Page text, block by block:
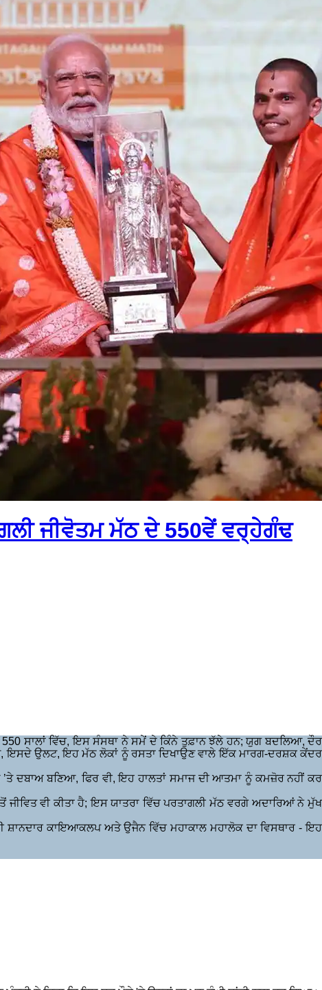
ਜੀਵੋਤਮ ਮੱਠ ਦੇ 550ਵੇਂ ਵਰ੍ਹੇਗੰਢ
ਸਾਲਾਂ ਵਿੱਚ, ਇਸ ਸੰਸਥਾ ਨੇ ਸਮੇਂ ਦੇ ਕਿੰਨੇ ਤੁਫ਼ਾਨ ਝੱਲੇ ਹਨ; ਯੁਗ ਬਦਲਿਆ, ਦੌਰ
ਉਲਟ, ਇਹ ਮੱਠ ਲੋਕਾਂ ਨੂੰ ਰਸਤਾ ਦਿਖਾਉਣ ਵਾਲੇ ਇੱਕ ਮਾਰਗ-ਦਰਸ਼ਕ ਕੇਂਦਰ
ਦਬਾਅ ਬਣਿਆ, ਫਿਰ ਵੀ, ਇਹ ਹਾਲਤਾਂ ਸਮਾਜ ਦੀ ਆਤਮਾ ਨੂੰ ਕਮਜ਼ੋਰ ਨਹੀਂ ਕਰ
ਵੀ ਕੀਤਾ ਹੈ; ਇਸ ਯਾਤਰਾ ਵਿੱਚ ਪਰਤਾਗਲੀ ਮੱਠ ਵਰਗੇ ਅਦਾਰਿਆਂ ਨੇ ਮੁੱਖ
ਸ਼ਾਨਦਾਰ ਕਾਇਆਕਲਪ ਅਤੇ ਉਜੈਨ ਵਿੱਚ ਮਹਾਕਾਲ ਮਹਾਲੋਕ ਦਾ ਵਿਸਥਾਰ - ਇਹ